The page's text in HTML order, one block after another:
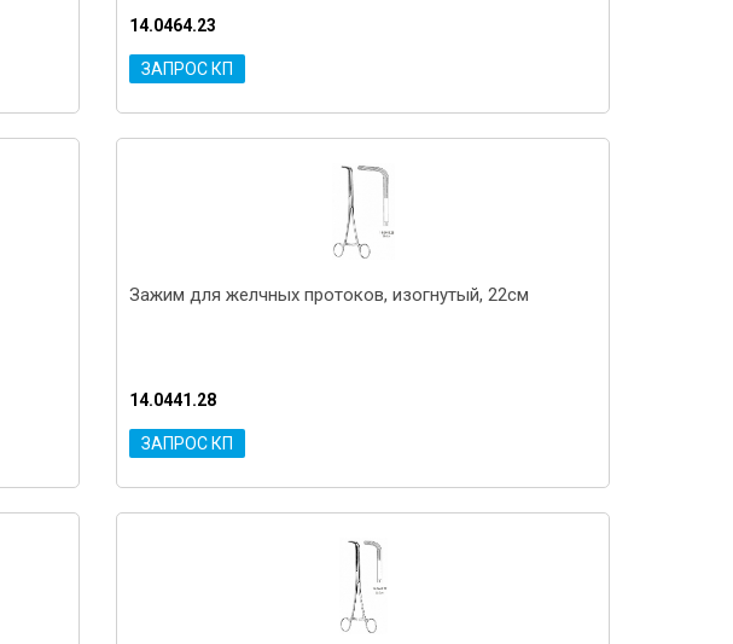
14.0464.23
ЗАПРОС КП
Зажим для желчных протоков, изогнутый, 22см
14.0441.28
ЗАПРОС КП